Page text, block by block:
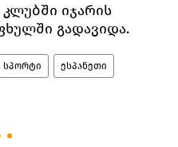
იჯარის
გადავიდა.
სპორტი ესპანეთი